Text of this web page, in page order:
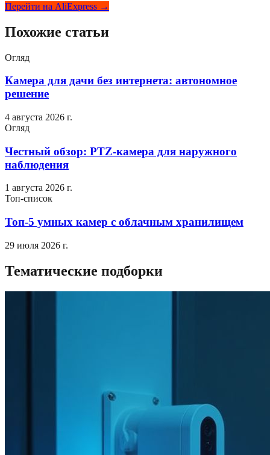
Перейти на AliExpress →
Похожие статьи
Огляд
Камера для дачи без интернета: автономное
решение
4 августа 2026 г.
Огляд
Честный обзор: PTZ-камера для наружного
наблюдения
1 августа 2026 г.
Топ-список
Топ-5 умных камер с облачным хранилищем
29 июля 2026 г.
Тематические подборки